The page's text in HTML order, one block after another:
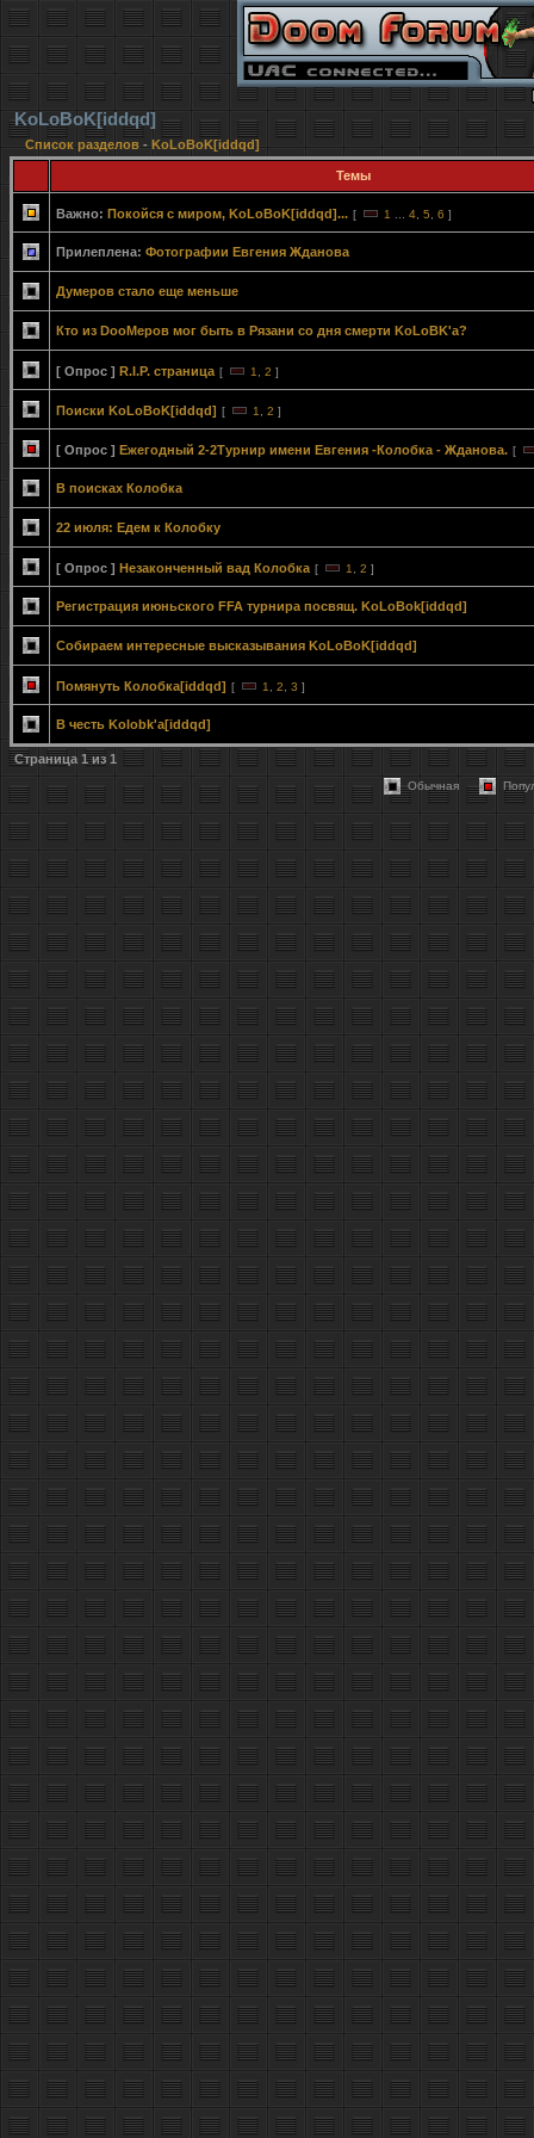
KoLoBoK[iddqd]
Список разделов - KoLoBoK[iddqd]
Темы
Важно: Покойся с миром, KoLoBoK[iddqd]... [ 1 4 5 6 ]
Прилеплена: Фотографии Евгения Жданова
Думеров стало еще меньше
Кто из DooMеров мог быть в Рязани со дня смерти KoLoBK'а?
[ Опрос ] R.I.P. страница [ 1 2 ]
Поиски KoLoBoK[iddqd] [ 1 2 ]
[ Опрос ] Ежегодный 2-2Турнир имени Евгения -Колобка - Жданова. [
В поисках Колобка
22 июля: Едем к Колобку
[ Опрос ] Незаконченный вад Колобка [ 1 2 ]
Регистрация июньского FFA турнира посвящ. KoLoBok[iddqd]
Собираем интересные высказывания KoLoBoK[iddqd]
Помянуть Колобка[iddqd] [ 1 2 3 ]
В честь Kolobk'a[iddqd]
Страница 1из 1
Обычная